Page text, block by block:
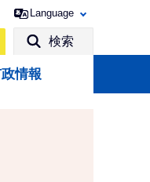
Language
検索
情報